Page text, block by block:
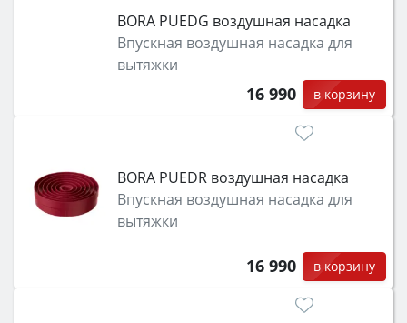
BORA PUEDG воздушная насадка
Впускная воздушная насадка для
вытяжки
16 990 в корзину
BORA PUEDR воздушная насадка
Впускная воздушная насадка для
вытяжки
16 990 в корзину